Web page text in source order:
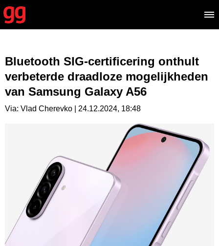
Bluetooth SIG-certificering onthult
verbeterde draadloze mogelijkheden
van Samsung Galaxy A56
Via: Vlad Cherevko | 24.12.2024, 18:48